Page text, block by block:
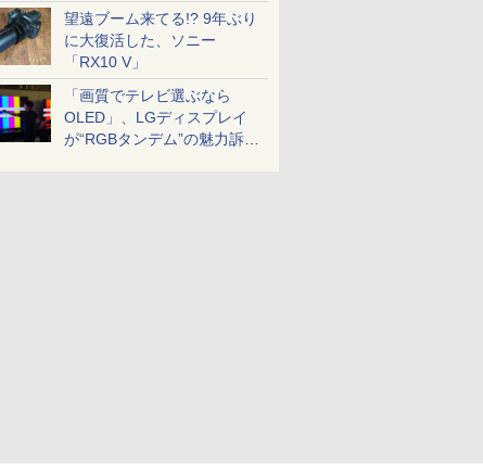
望遠ブーム来てる!? 9年ぶり
に大復活した、ソニー
「RX10 V」
「画質でテレビ選ぶなら
OLED」、LGディスプレイ
が“RGBタンデム”の魅力訴